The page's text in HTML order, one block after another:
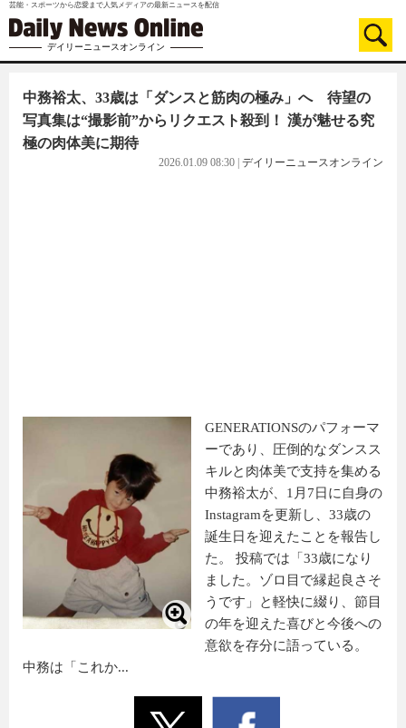
芸能・スポーツから恋愛まで人気メディアの最新ニュースを配信
デイリーニュースオンライン
中務裕太、33歳は「ダンスと筋肉の極み」へ 待望の
写真集は“撮影前”からリクエスト殺到！ 漢が魅せる究
極の肉体美に期待
2026.01.09 08:30 デイリーニュースオンライン
GENERATIONSのパフォーマ
ーであり、圧倒的なダンスス
キルと肉体美で支持を集める
中務裕太が、1月7日に自身の
Instagramを更新し、33歳の
誕生日を迎えたことを報告し
た。 投稿では「33歳になり
ました。ゾロ目で縁起良さそ
うです」と軽快に綴り、節目
の年を迎えた喜びと今後への
意欲を存分に語っている。
中務は「これか...